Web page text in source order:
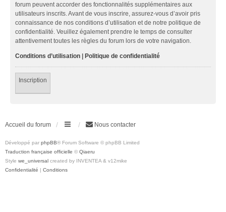
forum peuvent accorder des fonctionnalités supplémentaires aux
utilisateurs inscrits. Avant de vous inscrire, assurez-vous d’avoir pris
connaissance de nos conditions d’utilisation et de notre politique de
confidentialité. Veuillez également prendre le temps de consulter
attentivement toutes les règles du forum lors de votre navigation.
Conditions d’utilisation | Politique de confidentialité
Inscription
Accueil du forum Nous contacter
Développé par phpBB® Forum Software © phpBB Limited
Traduction française officielle © Qiaeru
Style we_universal created by INVENTEA & v12mike
Confidentialité | Conditions